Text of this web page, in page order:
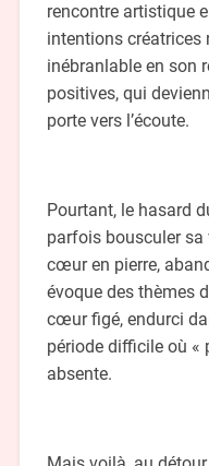
rencontre artistique
intentions créatrices
inébranlable en son
positives, qui
porte vers l’écoute.
Pourtant, le hasard
parfois bousculer sa
cœur en pierre,
évoque des thèmes
cœur figé, endurci
période difficile où «
absente.